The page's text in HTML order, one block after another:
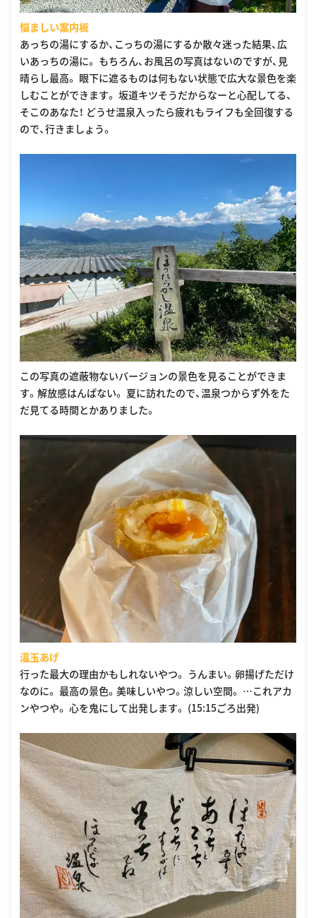
悩ましい案内板
あっちの湯にするか、こっちの湯にするか散々迷った結果、広
いあっちの湯に。 もちろん、お風呂の写真はないのですが、見
晴らし最高。 眼下に遮るものは何もない状態で広大な景色を楽
しむことができます。 坂道キツそうだからなーと心配してる、
そこのあなた！ どうせ温泉入ったら疲れもライフも全回復する
ので、行きましょう。
この写真の遮蔽物ないバージョンの景色を見ることができま
す。解放感はんぱない。 夏に訪れたので、温泉つからず外をた
だ見てる時間とかありました。
温玉あげ
行った最大の理由かもしれないやつ。 うんまい。卵揚げただけ
なのに。 最高の景色。美味しいやつ。涼しい空間。 …これアカ
ンやつや。 心を鬼にして出発します。 (15:15ごろ出発)